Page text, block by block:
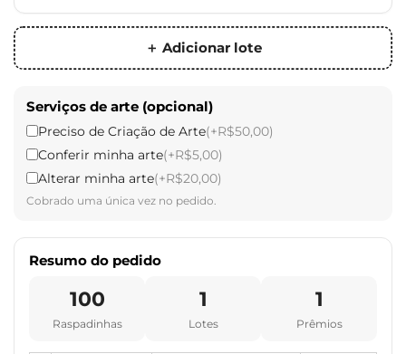
＋ Adicionar lote
Serviços de arte (opcional)
Preciso de Criação de Arte(+R$50,00)
Conferir minha arte(+R$5,00)
Alterar minha arte(+R$20,00)
Cobrado uma única vez no pedido.
Resumo do pedido
100
Raspadinhas
1
Lotes
1
Prêmios